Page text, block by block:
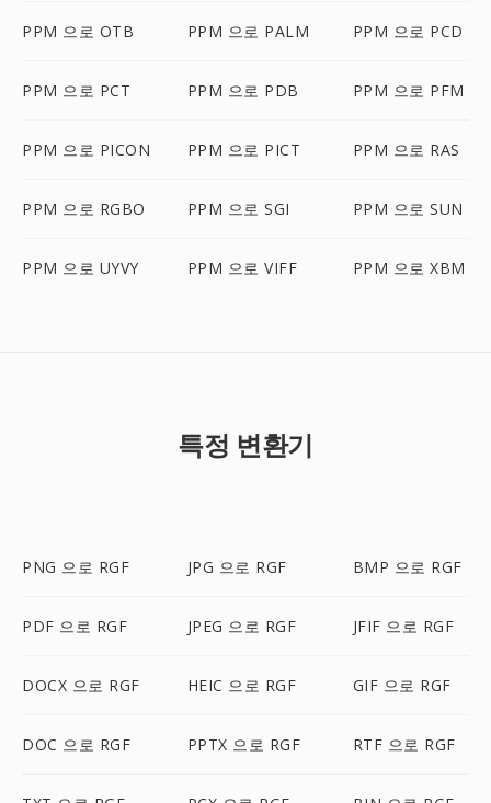
PPM 으로 OTB PPM 으로 PALM PPM 으로 PCD
PPM 으로 PCT PPM 으로 PDB PPM 으로 PFM
PPM 으로 PICON PPM 으로 PICT PPM 으로 RAS
PPM 으로 RGBO PPM 으로 SGI PPM 으로 SUN
PPM 으로 UYVY PPM 으로 VIFF PPM 으로 XBM
특정 변환기
PNG 으로 RGF JPG 으로 RGF BMP 으로 RGF
PDF 으로 RGF JPEG 으로 RGF JFIF 으로 RGF
DOCX 으로 RGF HEIC 으로 RGF GIF 으로 RGF
DOC 으로 RGF PPTX 으로 RGF RTF 으로 RGF